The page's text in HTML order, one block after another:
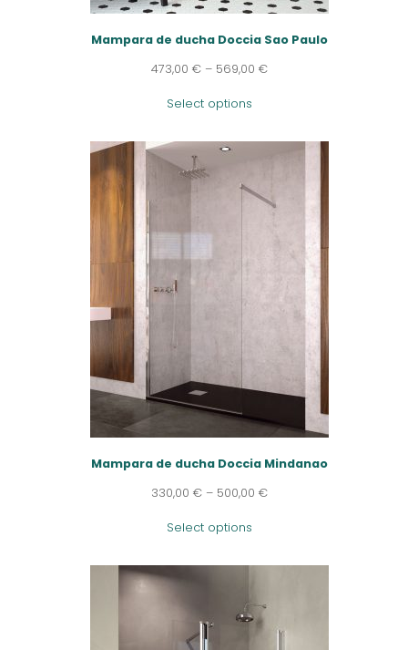
Mampara de ducha Doccia Sao Paulo
473,00€ – 569,00€
Select options
Mampara de ducha Doccia Mindanao
330,00€ – 500,00€
Select options